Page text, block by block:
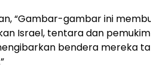
“Gambar-gambar ini
Israel, tentara dan
bendera mereka